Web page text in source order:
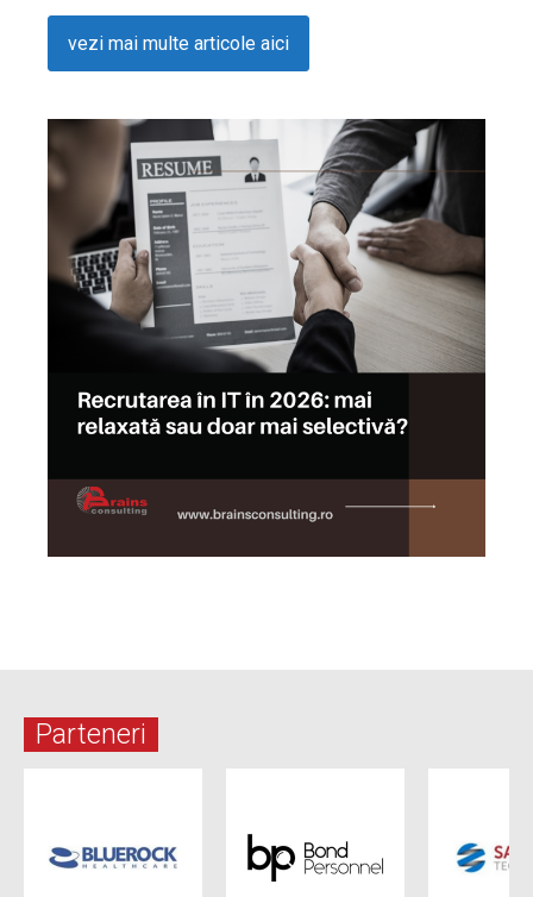
vezi mai multe articole aici
Parteneri